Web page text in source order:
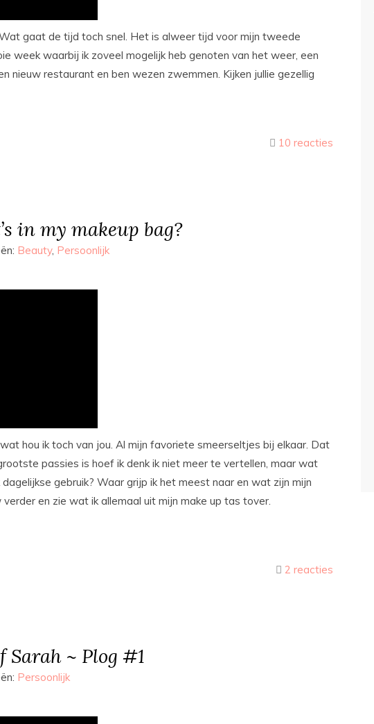
gaat de tijd toch snel. Het is alweer tijd voor mijn tweede
week waarbij ik zoveel mogelijk heb genoten van het weer, een
nieuw restaurant en ben wezen zwemmen. Kijken jullie gezellig
10 reacties
in my makeup bag?
Beauty, Persoonlijk
hou ik toch van jou. Al mijn favoriete smeerseltjes bij elkaar. Dat
passies is hoef ik denk ik niet meer te vertellen, maar wat
gebruik? Waar grijp ik het meest naar en wat zijn mijn
en zie wat ik allemaal uit mijn make up tas tover.
2 reacties
Sarah ~ Plog #1
Persoonlijk